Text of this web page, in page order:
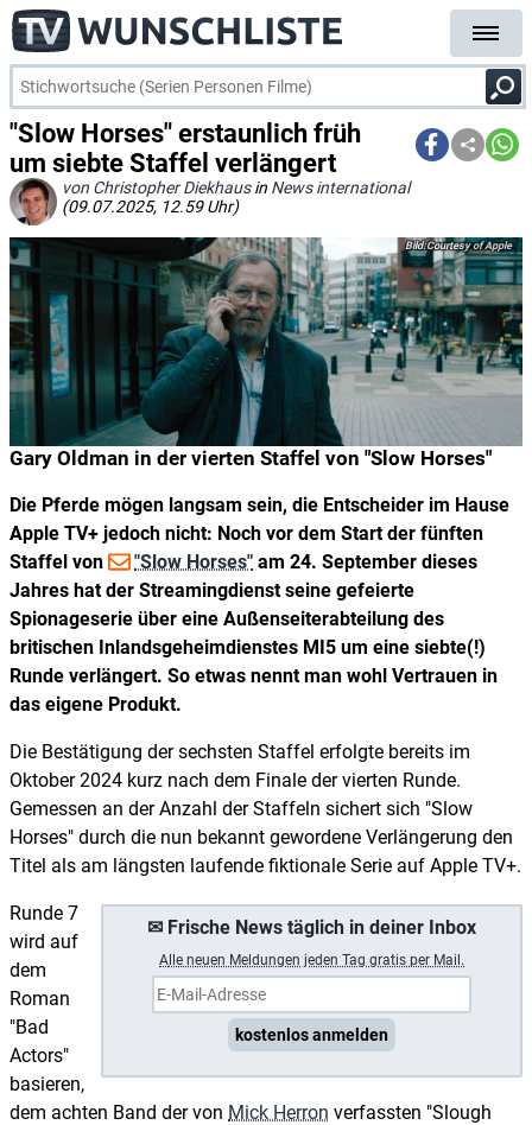
"Slow Horses" erstaunlich früh
um siebte Staffel verlängert
von Christopher Diekhausin News international
(09.07.2025, 12.59 Uhr)
Gary Oldman in der vierten Staffel von "Slow Horses"
Courtesy of Apple
Die Pferde mögen langsam sein, die Entscheider im Hause
Apple TV+ jedoch nicht: Noch vor dem Start der fünften
Staffel von
"Slow Horses" am 24. September dieses
Jahres hat der Streamingdienst seine gefeierte
Spionageserie über eine Außenseiterabteilung des
britischen Inlandsgeheimdienstes MI5 um eine siebte(!)
Runde verlängert. So etwas nennt man wohl Vertrauen in
das eigene Produkt.
Die Bestätigung der sechsten Staffel erfolgte bereits im
Oktober 2024 kurz nach dem Finale der vierten Runde.
Gemessen an der Anzahl der Staffeln sichert sich "Slow
Horses" durch die nun bekannt gewordene Verlängerung den
Titel als am längsten laufende fiktionale Serie auf Apple TV+.
✉ Frische News täglich in deiner Inbox
Alle neuen Meldungen jeden Tag gratis per Mail.
kostenlos anmelden
Runde 7
wird auf
dem
Roman
"Bad
Actors"
basieren,
dem achten Band der von Mick Herron verfassten "Slough